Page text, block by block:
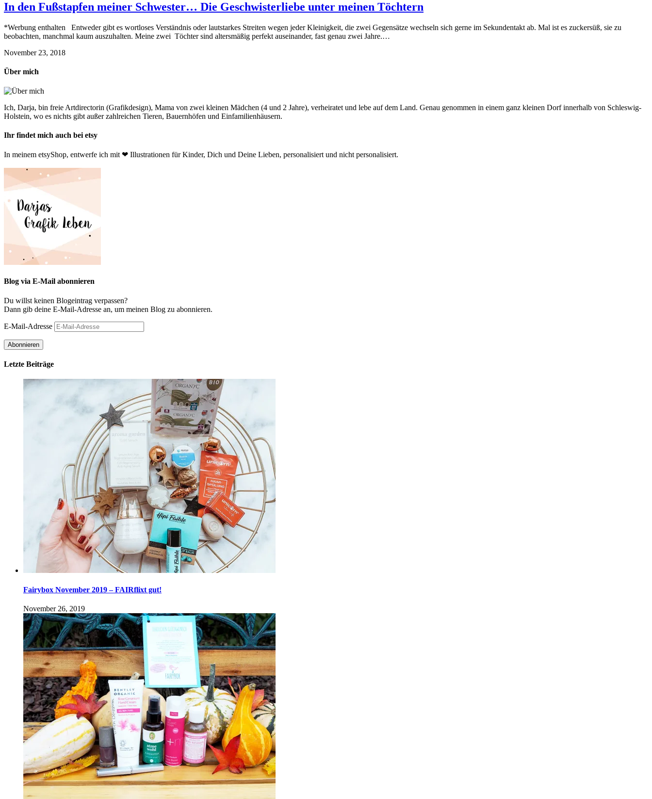
In den Fußstapfen meiner Schwester… Die Geschwisterliebe unter meinen Töchtern
*Werbung enthalten Entweder gibt es wortloses Verständnis oder lautstarkes Streiten wegen jeder Kleinigkeit, die zwei Gegensätze wechseln sich gerne im Sekundentakt ab. Mal ist es zuckersüß, sie zu
beobachten, manchmal kaum auszuhalten. Meine zwei Töchter sind altersmäßig perfekt auseinander, fast genau zwei Jahre.…
November 23, 2018
Über mich
Ich, Darja, bin freie Artdirectorin (Grafikdesign), Mama von zwei kleinen Mädchen (4 und 2 Jahre), verheiratet und lebe auf dem Land. Genau genommen in einem ganz kleinen Dorf innerhalb von Schleswig-
Holstein, wo es nichts gibt außer zahlreichen Tieren, Bauernhöfen und Einfamilienhäusern.
Ihr findet mich auch bei etsy
In meinem etsyShop, entwerfe ich mit ❤ Illustrationen für Kinder, Dich und Deine Lieben, personalisiert und nicht personalisiert.
Blog via E-Mail abonnieren
Du willst keinen Blogeintrag verpassen?
Dann gib deine E-Mail-Adresse an, um meinen Blog zu abonnieren.
E-Mail-Adresse
Abonnieren
Letzte Beiträge
Fairybox November 2019 – FAIRflixt gut!
November 26, 2019